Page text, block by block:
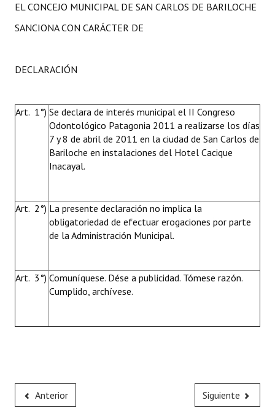
EL CONCEJO MUNICIPAL DE SAN CARLOS DE BARILOCHE
SANCIONA CON CARÁCTER DE
DECLARACIÓN
Art. 1°) Se declara de interés municipal el II Congreso
Odontológico Patagonia 2011 a realizarse los días
7 y 8 de abril de 2011 en la ciudad de San Carlos de
Bariloche en instalaciones del Hotel Cacique
Inacayal.
Art. 2°) La presente declaración no implica la
obligatoriedad de efectuar erogaciones por parte
de la Administración Municipal.
Art. 3°) Comuníquese. Dése a publicidad. Tómese razón.
Cumplido, archívese.
Anterior Siguiente